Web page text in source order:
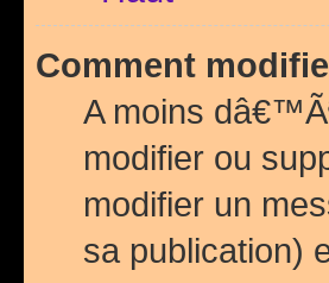
Comment
A moins
modifier ou
modifier un
sa publication)